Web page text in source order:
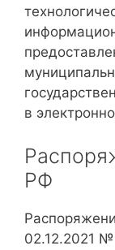
в
РФ
02.12.2021